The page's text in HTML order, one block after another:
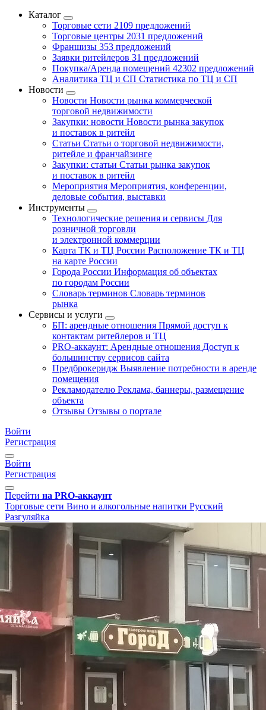
Каталог
Торговые сети 2109 предложений
Торговые центры 2031 предложений
Франшизы 353 предложений
Заявки ритейлеров 31 предложений
Покупка/Аренда помещений 42302 предложений
Аналитика ТЦ и СП Статистика по ТЦ и СП
Новости
Новости Новости рынка коммерческой
торговой недвижимости
Закупки: новости Новости рынка закупок
и поставок в ритейл
Статьи Статьи о торговой недвижимости,
ритейле и франчайзинге
Закупки: статьи Статьи рынка закупок
и поставок в ритейл
Мероприятия Мероприятия, конференции,
деловые события, выставки
Инструменты
Технологические решения и сервисы Для
розничной торговли
и электронной коммерции
Карта ТК и ТЦ России Расположение ТК и ТЦ
на карте России
Города России Информация об объектах
по городам России
Словарь терминов Словарь терминов
рынка
Сервисы и услуги
БП: арендные отношения Прямой доступ к
контактам ритейлеров и ТЦ
PRO-аккаунт: Арендные отношения Доступ к
большинству сервисов сайта
Предброкеридж Выявление потребности в аренде
помещения
Рекламодателю Реклама, баннеры, размещение
объекта
Отзывы Отзывы о портале
Войти
Регистрация
Войти
Регистрация
Перейти на PRO-аккаунт
Торговые сети Вино и алкогольные напитки Русский
Разгуляйка